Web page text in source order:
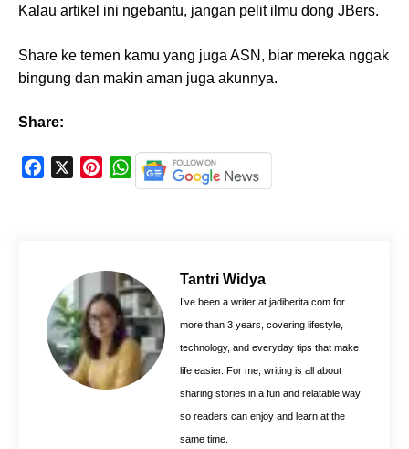
Kalau artikel ini ngebantu, jangan pelit ilmu dong JBers.
Share ke temen kamu yang juga ASN, biar mereka nggak
bingung dan makin aman juga akunnya.
Share:
k
e
s
t
W
h
A
p
p
Tantri Widya
I’ve been a writer at jadiberita.com for
more than 3 years, covering lifestyle,
technology, and everyday tips that make
life easier. For me, writing is all about
sharing stories in a fun and relatable way
so readers can enjoy and learn at the
same time.